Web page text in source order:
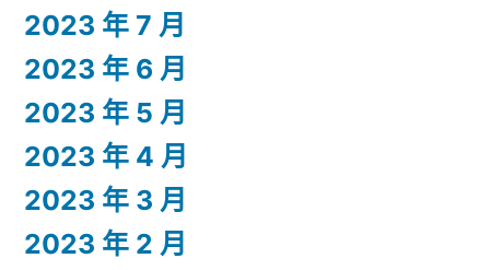
2023 年 7 月
2023 年 6 月
2023 年 5 月
2023 年 4 月
2023 年 3 月
2023 年 2 月